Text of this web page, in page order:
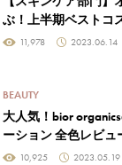
ぶ！上半期ベストコ
11,978 2023.06.14
BEAUTY
大人気！bior
ーション 全色レビュ
10,925 2023.05.19